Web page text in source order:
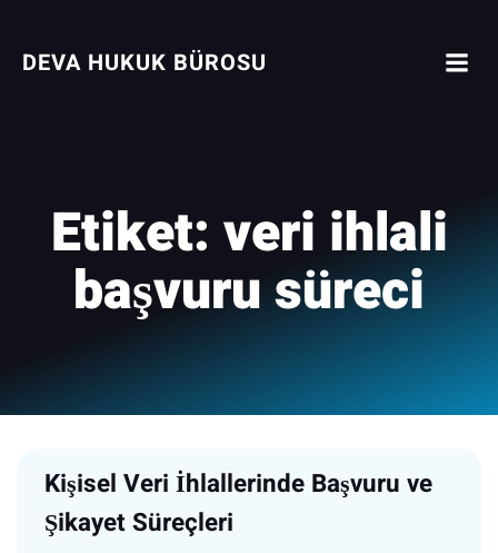
DEVA HUKUK BÜROSU
Etiket: veri ihlali
başvuru süreci
Kişisel Veri İhlallerinde Başvuru ve
Şikayet Süreçleri